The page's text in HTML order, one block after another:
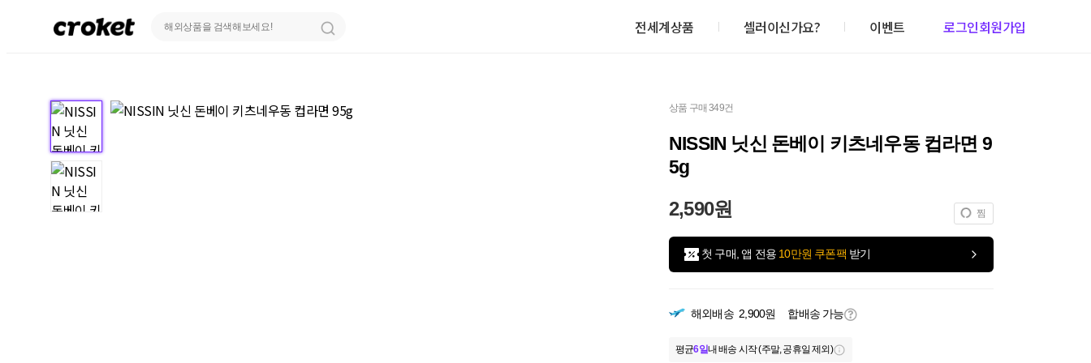
전세계상품 셀러이신가요? 이벤트 로그인회원가입
상품 구매 349건
NISSIN 닛신 돈베이 키츠네우동 컵라면 9
5g
2,590원 찜
첫 구매, 앱 전용 10만원 쿠폰팩 받기
해외배송 2,900원 합배송 가능
평균6일내 배송 시작 (주말, 공휴일 제외)